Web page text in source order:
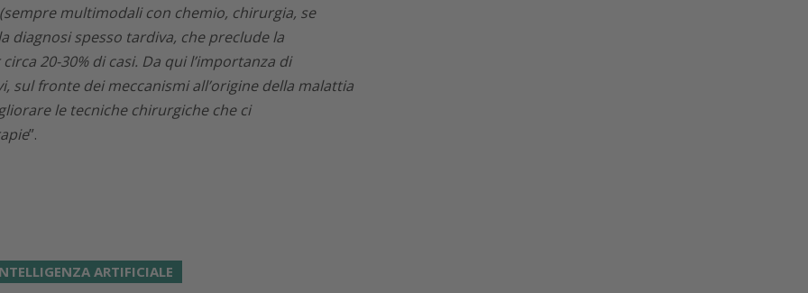
multimodali con chemio, chirurgia, se
diagnosi spesso tardiva, che preclude la
20-30% di casi. Da qui l’importanza di
sul fronte dei meccanismi all’origine della malattia
le tecniche chirurgiche che ci
”.
ARTIFICIALE